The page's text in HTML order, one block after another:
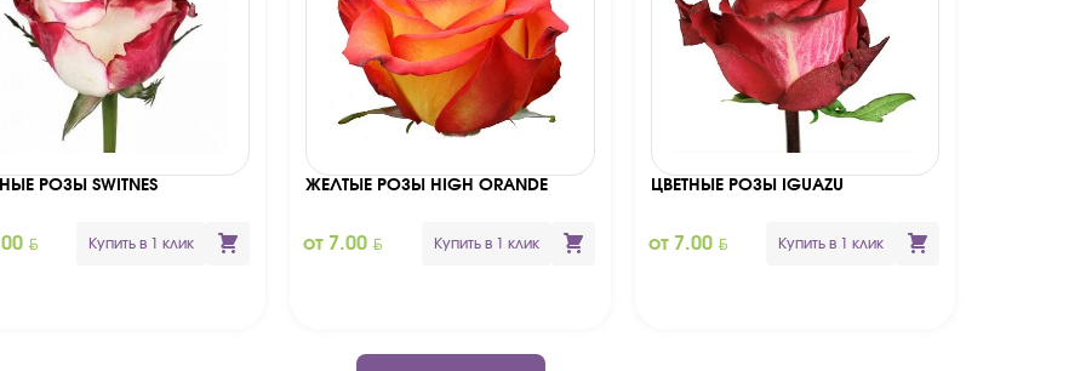
РОЗЫ SWITNES
BYN Купить в 1 клик
ЖЕЛТЫЕ РОЗЫ HIGH ORANDE
от 7.00BYN Купить в 1 клик
ЦВЕТНЫЕ РОЗЫ IGUAZU
от 7.00 BYN Купить в 1 клик